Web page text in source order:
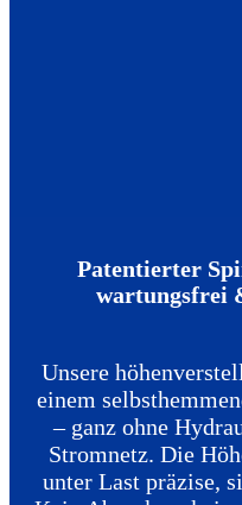
Patentierter
wartungsfrei
Unsere
einem
– ganz ohne
Stromnetz. Die
unter Last präzise,